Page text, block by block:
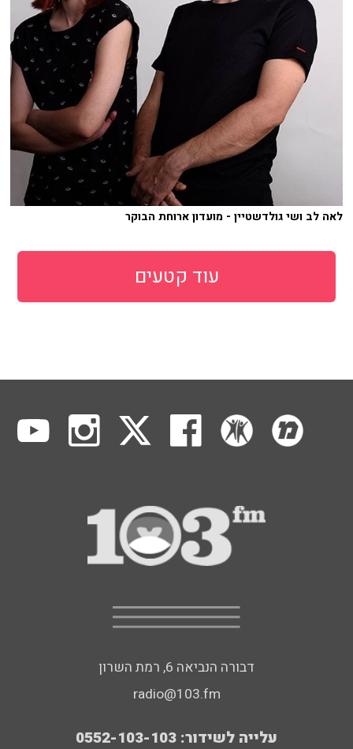
לאה לב ושי גולדשטיין - מועדון ארוחת הבוקר
עוד קטעים
דבורה הנביאה 6, רמת השרון
radio@103.fm
עלייה לשידור: 0552-103-103